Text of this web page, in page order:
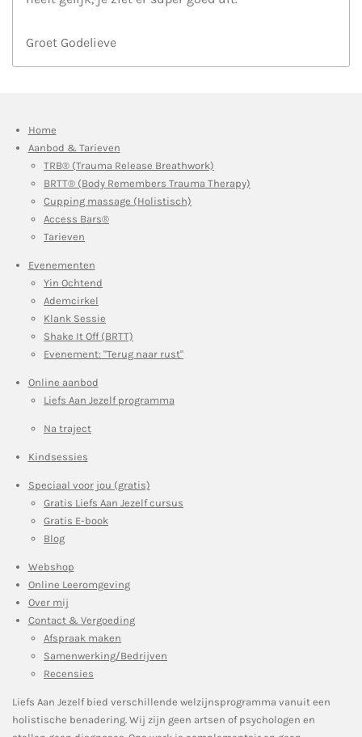
Groet Godelieve
Home
Aanbod & Tarieven
TRB® (Trauma Release Breathwork)
BRTT® (Body Remembers Trauma Therapy)
Cupping massage (Holistisch)
Access Bars®
Tarieven
Evenementen
Yin Ochtend
Ademcirkel
Klank Sessie
Shake It Off (BRTT)
Evenement: "Terug naar rust"
Online aanbod
Liefs Aan Jezelf programma
Na traject
Kindsessies
Speciaal voor jou (gratis)
Gratis Liefs Aan Jezelf cursus
Gratis E-book
Blog
Webshop
Online Leeromgeving
Over mij
Contact & Vergoeding
Afspraak maken
Samenwerking/Bedrijven
Recensies
Liefs Aan Jezelf bied verschillende welzijnsprogramma vanuit een
holistische benadering. Wij zijn geen artsen of psychologen en